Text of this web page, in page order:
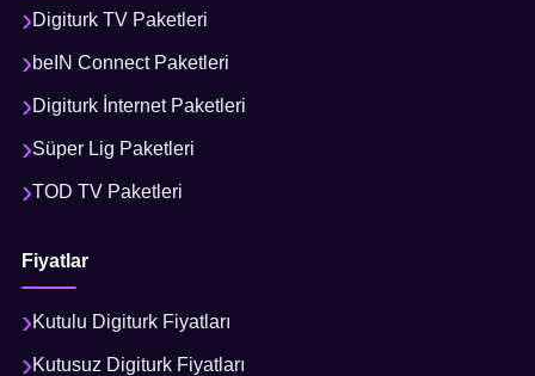
Digiturk TV Paketleri
beIN Connect Paketleri
Digiturk İnternet Paketleri
Süper Lig Paketleri
TOD TV Paketleri
Fiyatlar
Kutulu Digiturk Fiyatları
Kutusuz Digiturk Fiyatları